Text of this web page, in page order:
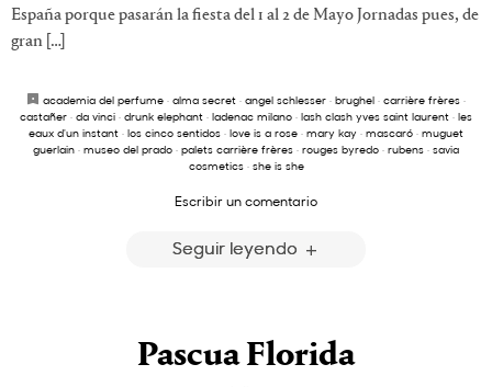
España porque pasarán la fiesta del 1 al 2 de Mayo Jornadas pues, de
gran […]
academia del perfume · alma secret · angel schlesser · brughel · carrière frères ·
castañer · da vinci · drunk elephant · ladenac milano · lash clash yves saint laurent · les
eaux d'un instant · los cinco sentidos · love is a rose · mary kay · mascaró · muguet
guerlain · museo del prado · palets carrière frères · rouges byredo · rubens · savia
cosmetics· she is she
Escribir un comentario
Seguir leyendo
Pascua Florida